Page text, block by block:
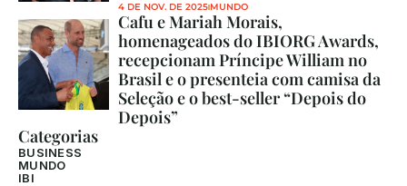
4 DE NOV. DE 2025 MUNDO
Cafu e Mariah Morais,
homenageados do IBIORG Awards,
recepcionam Príncipe William no
Brasil e o presenteia com camisa da
Seleção e o best-seller “Depois do
Depois”
Categorias
BUSINESS
MUNDO
IBI